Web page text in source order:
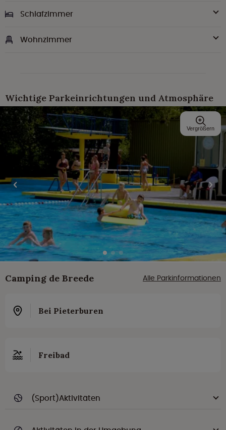
Schlafzimmer
Wohnzimmer
Wichtige Parkeinrichtungen und Atmosphäre
Vergrößern
Camping de Breede Alle Parkinformationen
Bei Pieterburen
Freibad
(Sport)Aktivitäten